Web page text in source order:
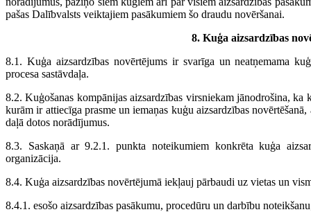
pašas Dalībvalsts veiktajiem pasākumiem šo draudu novēršanai.
8. Kuģa aizsardzības
8.1. Kuģa aizsardzības novērtējums ir svarīga un neatņemama
procesa sastāvdaļa.
8.2. Kuģošanas kompānijas aizsardzības virsniekam jānodrošina, ka
kurām ir attiecīga prasme un iemaņas kuģu aizsardzības
daļā dotos norādījumus.
8.3. Saskaņā ar 9.2.1. punkta noteikumiem konkrēta kuģa
organizācija.
8.4. Kuģa aizsardzības novērtējumā iekļauj pārbaudi uz vietas un
8.4.1. esošo aizsardzības pasākumu, procedūru un darbību